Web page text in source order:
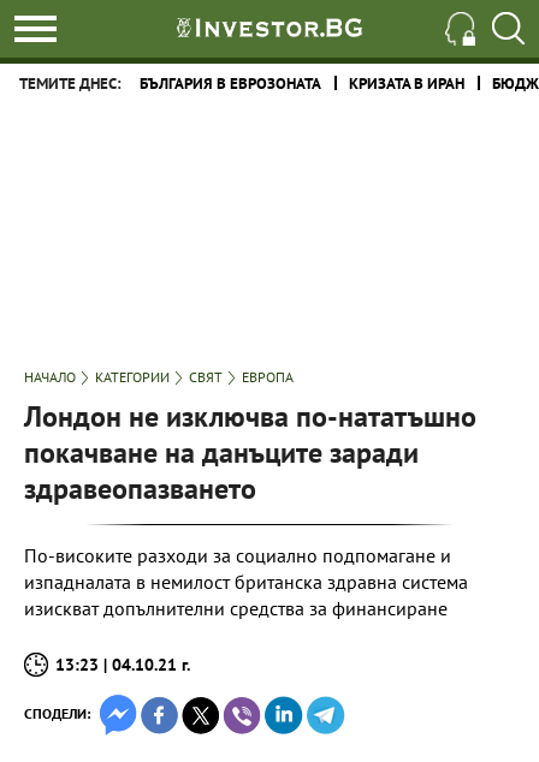
ТЕМИТЕ ДНЕС: БЪЛГАРИЯ В ЕВРОЗОНАТА КРИЗАТА В ИРАН
НАЧАЛО КАТЕГОРИИ СВЯТ ЕВРОПА
Лондон не изключва по-нататъшно
покачване на данъците заради
здравеопазването
По-високите разходи за социално подпомагане и
изпадналата в немилост британска здравна система
изискват допълнителни средства за финансиране
13:23 | 04.10.21 г.
СПОДЕЛИ: